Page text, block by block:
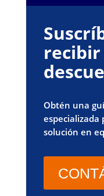
Obtén una
especializada
solución en